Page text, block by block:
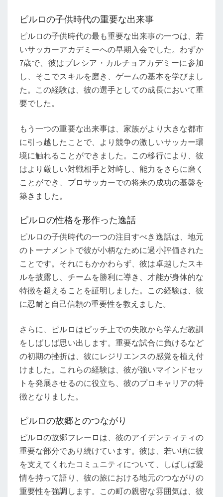
ピルロの子供時代の重要な出来事
ピルロの子供時代の最も重要な出来事の一つは、若
いサッカーアカデミーへの早期入会でした。わずか
7歳で、彼はブレシア・カルチョアカデミーに参加
し、そこでスキルを磨き、ゲームの基本を学びまし
た。この経験は、彼の選手としての成長において重
要でした。
もう一つの重要な出来事は、家族がより大きな都市
に引っ越したことで、より競争の激しいサッカー環
境に触れることができました。この移行により、彼
はより厳しい対戦相手と対峙し、能力をさらに磨く
ことができ、プロサッカーでの将来の成功の基盤を
築きました。
ピルロの性格を形作った逸話
ピルロの子供時代の一つの注目すべき逸話は、地元
のトーナメントで彼が小柄なために過小評価された
ことです。それにもかかわらず、彼は卓越したスキ
ルを披露し、チームを勝利に導き、才能が身体的な
特徴を超えることを証明しました。この経験は、彼
に忍耐と自己信頼の重要性を教えました。
さらに、ピルロはピッチ上での失敗から学んだ教訓
をしばしば思い出します。重要な試合に負けるなど
の初期の挫折は、彼にレジリエンスの感覚を植え付
けました。これらの経験は、彼が強いマインドセッ
トを発展させるのに役立ち、彼のプロキャリアの特
徴となりました。
ピルロの故郷とのつながり
ピルロの故郷フレーロは、彼のアイデンティティの
重要な部分であり続けています。彼は、若い頃に彼
を支えてくれたコミュニティについて、しばしば愛
情を持って語り、彼の旅における地元のつながりの
重要性を強調します。この町の親密な雰囲気は、彼